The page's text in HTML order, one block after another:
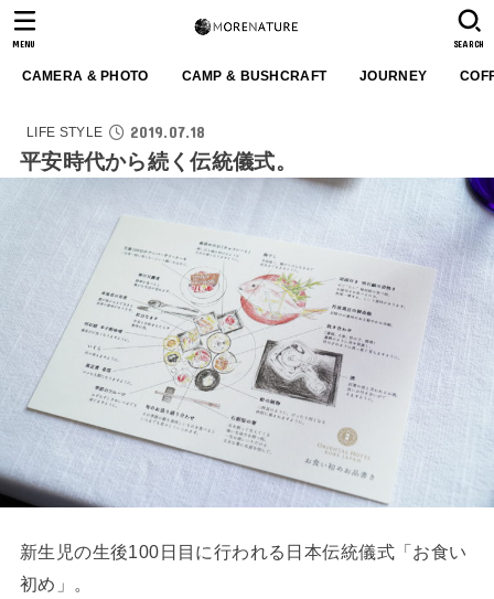
CAMERA & PHOTO CAMP & BUSHCRAFT JOURNEY
SEARCH
MENU
LIFE STYLE 2019.07.18
平安時代から続く伝統儀式。
新生児の生後100日目に行われる日本伝統儀式「お食い
初め」。